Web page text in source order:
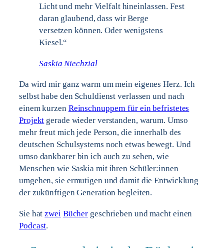
Licht und mehr Vielfalt hineinlassen. Fest
daran glaubend, dass wir Berge
versetzen können. Oder wenigstens
Kiesel.“
Saskia Niechzial
Da wird mir ganz warm um mein eigenes Herz. Ich
selbst habe den Schuldienst verlassen und nach
einem kurzen Reinschnuppern für ein befristetes
Projekt gerade wieder verstanden, warum. Umso
mehr freut mich jede Person, die innerhalb des
deutschen Schulsystems noch etwas bewegt. Und
umso dankbarer bin ich auch zu sehen, wie
Menschen wie Saskia mit ihren Schüler:innen
umgehen, sie ermutigen und damit die Entwicklung
der zukünftigen Generation begleiten.
Sie hatzwei Bücher geschrieben und macht einen
Podcast.